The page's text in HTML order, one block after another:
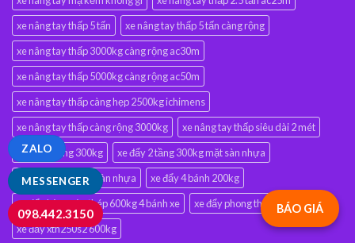
xe nâng tay thấp 5 tấn
xe nâng tay thấp 5 tấn càng rộng
xe nâng tay thấp 3000kg càng rộng ac30m
xe nâng tay thấp 5000kg càng rộng ac50m
xe nâng tay thấp càng hẹp 2500kg ichimens
xe nâng tay thấp càng rộng 3000kg
xe nâng tay thấp siêu dài 2 mét
xe đẩy 2 tầng 300kg
xe đẩy 2 tầng 300kg mặt sàn nhựa
xe đẩy 2 tầng mặt bàn nhựa
xe đẩy 4 bánh 200kg
xe đẩy hàng sàn thép 600kg 4 bánh xe
xe đẩy phong thạnh xth250s1
xe đẩy xth250s2 600kg
BÁO GIÁ
MESSENGER
ZALO
098.442.3150